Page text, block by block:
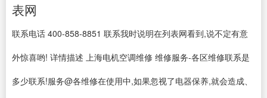
表网
联系电话 400-858-8851 联系我时说明在列表网看到,说不定有意
外惊喜哟! 详情描述 上海电机空调维修 维修服务-各区维修联系是
多少联系!服务@各维修在使用中,如果忽视了电器保养,就会造成、